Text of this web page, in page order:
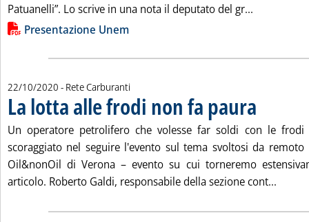
Patuanelli”. Lo scrive in una nota il deputato del gr...
Lista allegati PDF alla notizia
Presentazione Unem
22/10/2020 - Rete Carburanti
La lotta alle frodi non fa paura
Un operatore petrolifero che volesse far soldi con le
scoraggiato nel seguire l'evento sul tema svoltosi da
Oil&nonOil di Verona – evento su cui torneremo
articolo. Roberto Galdi, responsabile della sezione cont...